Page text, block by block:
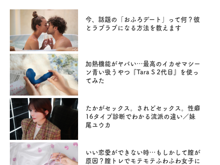
今、話題の「おふろデート」って何？彼
とラブラブになる方法を教えます
加熱機能がヤバい…最高のイカせマシー
ン青い吸うやつ『Tara S 2代目』を使っ
てみた
たかがセックス。されどセックス。性癖
16タイプ診断でわかる流派の違い／妹
尾ユウカ
いい恋愛ができない時…もしかして膣が
原因？膣トレでモテモテふわふわ女子に